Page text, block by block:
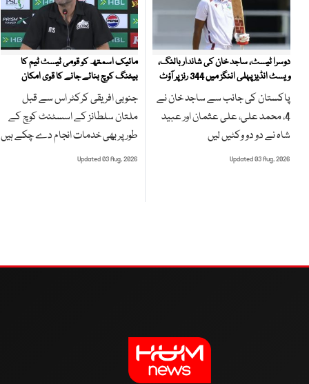
دوسرا ٹیسٹ، ساجد خان کی شاندار بالنگ،
ویسٹ انڈیز پہلی اننگز میں 344 رنز پر آؤٹ
پاکستان کی جانب سے ساجد خان نے
4، محمد علی، علی عثمان اور عبید
شاہ نے دو دو وکٹیں لیں
Updated 03 Aug, 2026
مائیک اسمتھ کو قومی ٹیسٹ ٹیم کا
بیٹنگ کوچ بنائے جانے کا قوی امکان
جنوبی افریقی کرکٹر اس سے قبل
ملتان سلطانز کے اسسٹنٹ کوچ کے
طور پر بھی خدمات انجام دے چکے ہیں
Updated 03 Aug, 2026